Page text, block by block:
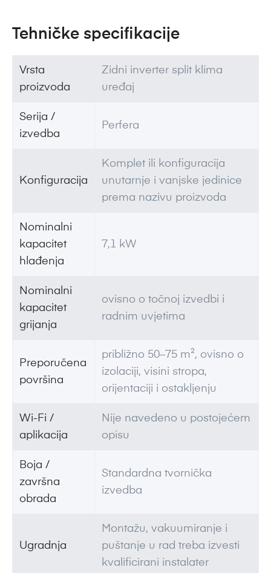
Tehničke specifikacije
Vrsta
proizvoda
Zidni inverter split klima
uređaj
Serija /
izvedba
Perfera
Konfiguracija
Komplet ili konfiguracija
unutarnje i vanjske jedinice
prema nazivu proizvoda
Nominalni
kapacitet
hlađenja
7,1 kW
Nominalni
kapacitet
grijanja
ovisno o točnoj izvedbi i
radnim uvjetima
Preporučena
površina
približno 50–75 m², ovisno o
izolaciji, visini stropa,
orijentaciji i ostakljenju
Wi-Fi /
aplikacija
Nije navedeno u postojećem
opisu
Boja /
završna
obrada
Standardna tvornička
izvedba
Ugradnja
Montažu, vakuumiranje i
puštanje u rad treba izvesti
kvalificirani instalater